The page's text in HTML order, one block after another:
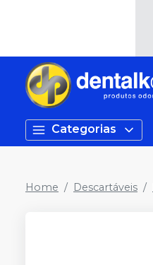
Categorias
Home Descartáveis